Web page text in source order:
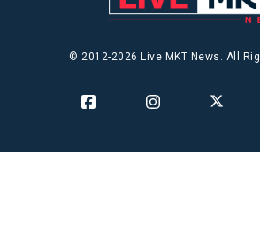
© 2012-2026 Live MKT News. All